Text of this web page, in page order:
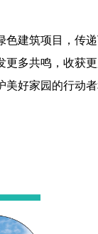
色建筑项目，传
更多共鸣，收获
好家园的行动者